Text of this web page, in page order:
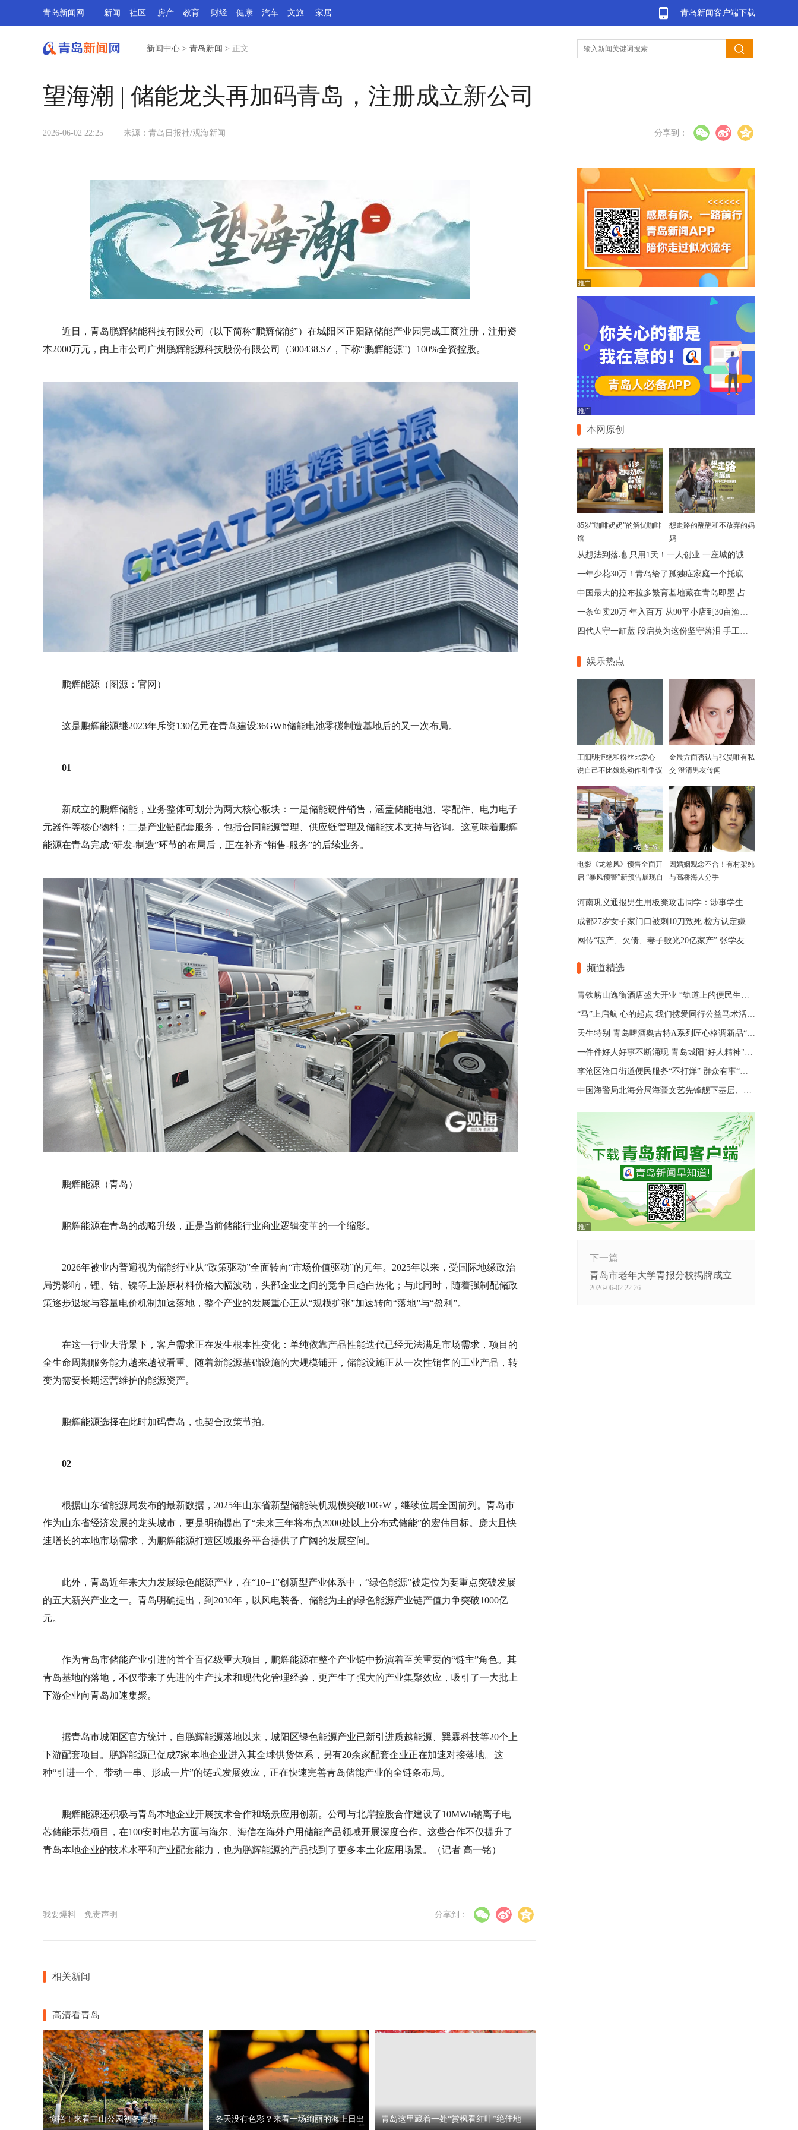
青岛新闻客户端下载
青岛新闻网 新闻 社区 房产 教育 财经 健康 汽车 文旅 家居
新闻中心 > 青岛新闻 > 正文
望海潮 | 储能龙头再加码青岛，注册成立新公司
2026-06-02 22:25 来源：青岛日报社/观海新闻 分享到：
近日，青岛鹏辉储能科技有限公司（以下简称“鹏辉储能”）在城阳区正阳路储能产业园完成工商注册，注册资
本2000万元，由上市公司广州鹏辉能源科技股份有限公司（300438.SZ，下称“鹏辉能源”）100%全资控股。
鹏辉能源（图源：官网）
这是鹏辉能源继2023年斥资130亿元在青岛建设36GWh储能电池零碳制造基地后的又一次布局。
01
新成立的鹏辉储能，业务整体可划分为两大核心板块：一是储能硬件销售，涵盖储能电池、零配件、电力电子
元器件等核心物料；二是产业链配套服务，包括合同能源管理、供应链管理及储能技术支持与咨询。这意味着鹏辉
能源在青岛完成“研发-制造”环节的布局后，正在补齐“销售-服务”的后续业务。
鹏辉能源（青岛）
鹏辉能源在青岛的战略升级，正是当前储能行业商业逻辑变革的一个缩影。
2026年被业内普遍视为储能行业从“政策驱动”全面转向“市场价值驱动”的元年。2025年以来，受国际地缘政治
局势影响，锂、钴、镍等上游原材料价格大幅波动，头部企业之间的竞争日趋白热化；与此同时，随着强制配储政
策逐步退坡与容量电价机制加速落地，整个产业的发展重心正从“规模扩张”加速转向“落地”与“盈利”。
在这一行业大背景下，客户需求正在发生根本性变化：单纯依靠产品性能迭代已经无法满足市场需求，项目的
全生命周期服务能力越来越被看重。随着新能源基础设施的大规模铺开，储能设施正从一次性销售的工业产品，转
变为需要长期运营维护的能源资产。
鹏辉能源选择在此时加码青岛，也契合政策节拍。
02
根据山东省能源局发布的最新数据，2025年山东省新型储能装机规模突破10GW，继续位居全国前列。青岛市
作为山东省经济发展的龙头城市，更是明确提出了“未来三年将布点2000处以上分布式储能”的宏伟目标。庞大且快
速增长的本地市场需求，为鹏辉能源打造区域服务平台提供了广阔的发展空间。
此外，青岛近年来大力发展绿色能源产业，在“10+1”创新型产业体系中，“绿色能源”被定位为要重点突破发展
的五大新兴产业之一。青岛明确提出，到2030年，以风电装备、储能为主的绿色能源产业链产值力争突破1000亿
元。
作为青岛市储能产业引进的首个百亿级重大项目，鹏辉能源在整个产业链中扮演着至关重要的“链主”角色。其
青岛基地的落地，不仅带来了先进的生产技术和现代化管理经验，更产生了强大的产业集聚效应，吸引了一大批上
下游企业向青岛加速集聚。
据青岛市城阳区官方统计，自鹏辉能源落地以来，城阳区绿色能源产业已新引进质越能源、巽霖科技等20个上
下游配套项目。鹏辉能源已促成7家本地企业进入其全球供货体系，另有20余家配套企业正在加速对接落地。这
种“引进一个、带动一串、形成一片”的链式发展效应，正在快速完善青岛储能产业的全链条布局。
鹏辉能源还积极与青岛本地企业开展技术合作和场景应用创新。公司与北岸控股合作建设了10MWh钠离子电
芯储能示范项目，在100安时电芯方面与海尔、海信在海外户用储能产品领域开展深度合作。这些合作不仅提升了
青岛本地企业的技术水平和产业配套能力，也为鹏辉能源的产品找到了更多本土化应用场景。（记者 高一铭）
我要爆料 免责声明 分享到：
相关新闻
高清看青岛
惊艳！来看中山公园初冬美景 冬天没有色彩？来看一场绚丽的海上日出 青岛这里藏着一处“赏枫看红叶”绝佳地
本网原创
85岁“咖啡奶奶”的解忧咖啡
馆
想走路的醒醒和不放弃的妈
妈
从想法到落地 只用1天！一人创业 一座城的诚意 青岛让“一人公司”跑出加速度
一年少花30万！青岛给了孤独症家庭一个托底的答案
中国最大的拉布拉多繁育基地藏在青岛即墨 占地75亩年入七位数
一条鱼卖20万 年入百万 从90平小店到30亩渔场 青岛“锦鲤大王”带动乡邻增收
四代人守一缸蓝 段启英为这份坚守落泪 手工的温度机器给不了
娱乐热点
王阳明拒绝和粉丝比爱心
说自己不比娘炮动作引争议
金晨方面否认与张昊唯有私
交 澄清男友传闻
电影《龙卷风》预售全面开
启 “暴风预警”新预告展现自
因婚姻观念不合！有村架纯
与高桥海人分手
河南巩义通报男生用板凳攻击同学：涉事学生已被劝退
成都27岁女子家门口被刺10刀致死 检方认定嫌犯患精神分裂
网传“破产、欠债、妻子败光20亿家产” 张学友回应了
频道精选
青铁崂山逸衡酒店盛大开业 “轨道上的便民生活圈”渐行渐近
“马”上启航 心的起点 我们携爱同行公益马术活动 在青岛博洋马术俱乐部举办
天生特别 青岛啤酒奥古特A系列匠心格调新品“特别”登场
一件件好人好事不断涌现 青岛城阳"好人精神"擦亮城市文明底色
李沧区沧口街道便民服务“不打烊” 群众有事“随时办”
中国海警局北海分局海疆文艺先锋舰下基层、进码头、上海岛巡演
下一篇
青岛市老年大学青报分校揭牌成立
2026-06-02 22:26